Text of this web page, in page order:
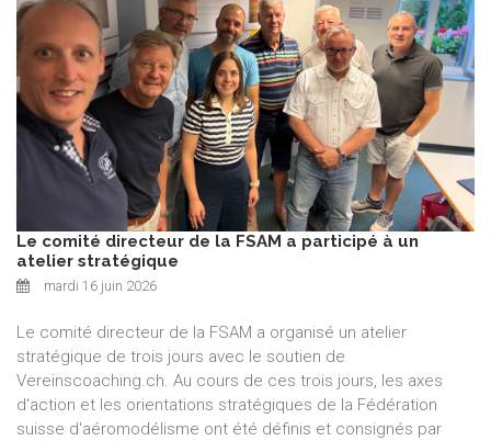
Le comité directeur de la FSAM a participé à un
atelier stratégique
mardi 16 juin 2026
Le comité directeur de la FSAM a organisé un atelier
stratégique de trois jours avec le soutien de
Vereinscoaching.ch. Au cours de ces trois jours, les axes
d'action et les orientations stratégiques de la Fédération
suisse d'aéromodélisme ont été définis et consignés par